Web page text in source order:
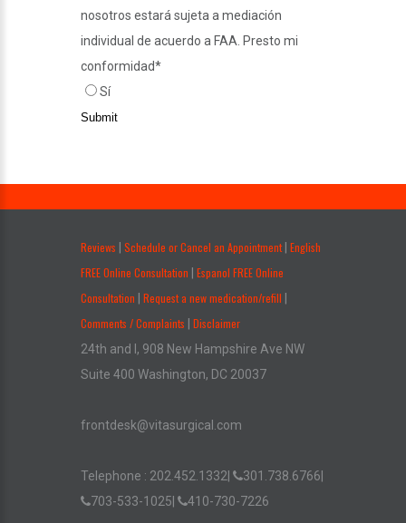
nosotros estará sujeta a mediación
individual de acuerdo a FAA. Presto mi
conformidad*
Sí
Submit
Reviews Schedule or Cancel an Appointment English
FREE Online Consultation Espanol FREE Online
Consultation Request a new medication/refill
Comments / Complaints Disclaimer
24th and I, 908 New Hampshire Ave NW
Suite 400 Washington, DC 20037
frontdesk@vitasurgical.com
Telephone : 202.452.1332 301.738.6766
703-533-1025
410-730-7226